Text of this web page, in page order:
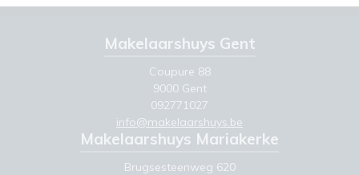
Makelaarshuys Gent
Coupure 88
9000 Gent
092771027
info@makelaarshuys.be
Makelaarshuys Mariakerke
Brugsesteenweg 620